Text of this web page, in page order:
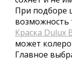
При подборе
возможность
Краска Dulux
может
Главное